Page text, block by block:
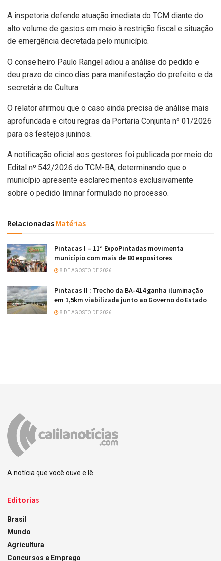
A inspetoria defende atuação imediata do TCM diante do
alto volume de gastos em meio à restrição fiscal e situação
de emergência decretada pelo município.
O conselheiro Paulo Rangel adiou a análise do pedido e
deu prazo de cinco dias para manifestação do prefeito e da
secretária de Cultura.
O relator afirmou que o caso ainda precisa de análise mais
aprofundada e citou regras da Portaria Conjunta nº 01/2026
para os festejos juninos.
A notificação oficial aos gestores foi publicada por meio do
Edital nº 542/2026 do TCM-BA, determinando que o
município apresente esclarecimentos exclusivamente
sobre o pedido liminar formulado no processo.
Relacionadas Matérias
Pintadas I – 11ª ExpoPintadas movimenta
município com mais de 80 expositores
8 DE AGOSTO DE 2026
Pintadas II : Trecho da BA-414 ganha iluminação
em 1,5km viabilizada junto ao Governo do Estado
8 DE AGOSTO DE 2026
A notícia que você ouve e lê.
Editorias
Brasil
Mundo
Agricultura
Concursos e Emprego